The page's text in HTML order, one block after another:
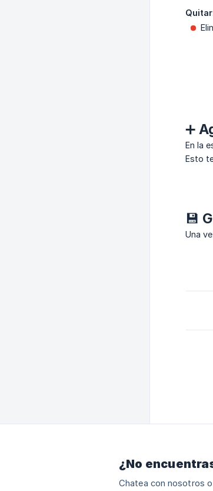
➕
En la
Esto
💾
Una
¿No
Chatea con nosotros